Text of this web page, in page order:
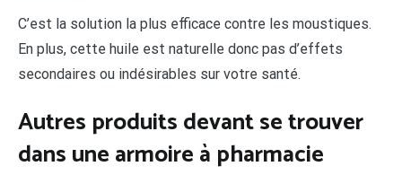
C’est la solution la plus efficace contre les moustiques.
En plus, cette huile est naturelle donc pas d’effets
secondaires ou indésirables sur votre santé.
Autres produits devant se trouver
dans une armoire à pharmacie